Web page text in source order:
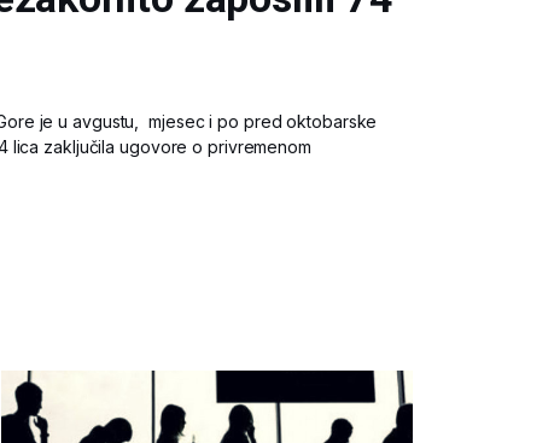
je u avgustu, mjesec i po pred oktobarske
lica zaključila ugovore o privremenom